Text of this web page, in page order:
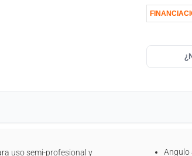
uso semi-profesional y
Angulo